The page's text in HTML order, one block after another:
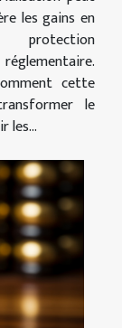
les gains en
cette
le
les...